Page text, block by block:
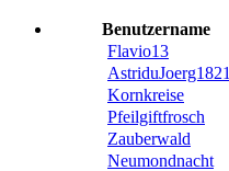
Benutzername
Flavio13
AstriduJoerg1821
Kornkreise
Pfeilgiftfrosch
Zauberwald
Neumondnacht